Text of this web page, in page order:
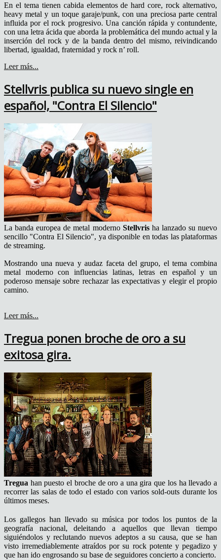
En el tema tienen cabida elementos de hard core, rock alternativo,
heavy metal y un toque garaje/punk, con una preciosa parte central
influida por el rock progresivo. Una canción rápida y contundente,
con una letra ácida que aborda la problemática del mundo actual y la
inserción del rock y de la banda dentro del mismo, reivindicando
libertad, igualdad, fraternidad y rock n’ roll.
Leer más...
Stellvris publica su nuevo single en
español, "Contra El Silencio"
La banda europea de metal moderno Stellvrisha lanzado su nuevo
sencillo "Contra El Silencio", ya disponible en todas las plataformas
de streaming.
Mostrando una nueva y audaz faceta del grupo, el tema combina
metal moderno con influencias latinas, letras en español y un
poderoso mensaje sobre rechazar las expectativas y elegir el propio
camino.
Leer más...
Tregua ponen broche de oro a su
exitosa gira.
Tregua han puesto el broche de oro a una gira que los ha llevado a
recorrer las salas de todo el estado con varios sold-outs durante los
últimos meses.
Los gallegos han llevado su música por todos los puntos de la
geografía nacional, deleitando a aquellos que llevan tiempo
siguiéndolos y reclutando nuevos adeptos a su causa, que se han
visto irremediablemente atraídos por su rock potente y pegadizo y
que han ido engrosando su base de seguidores concierto a concierto.